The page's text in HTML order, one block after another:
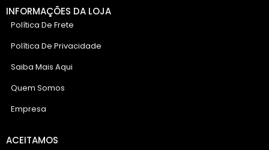
INFORMAÇÕES DA LOJA
Política De Frete
Política De Privacidade
Saiba Mais Aqui
Quem Somos
Empresa
ACEITAMOS